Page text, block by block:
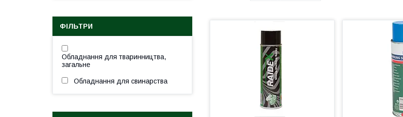
ФІЛЬТРИ
Обладнання для тваринництва,
загальне
Обладнання для свинарства